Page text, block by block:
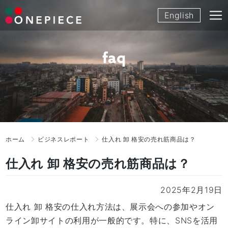
Skip
to
English
faq
ホーム ビジネスレポート 仕入れ 卸 格安の売れ筋商品は？
仕入れ 卸 格安の売れ筋商品は？
2025年2月19日
仕入れ 卸 格安の仕入れ方法は、展示会への参加やオン
ライン卸サイトの利用が一般的です。特に、SNSを活用